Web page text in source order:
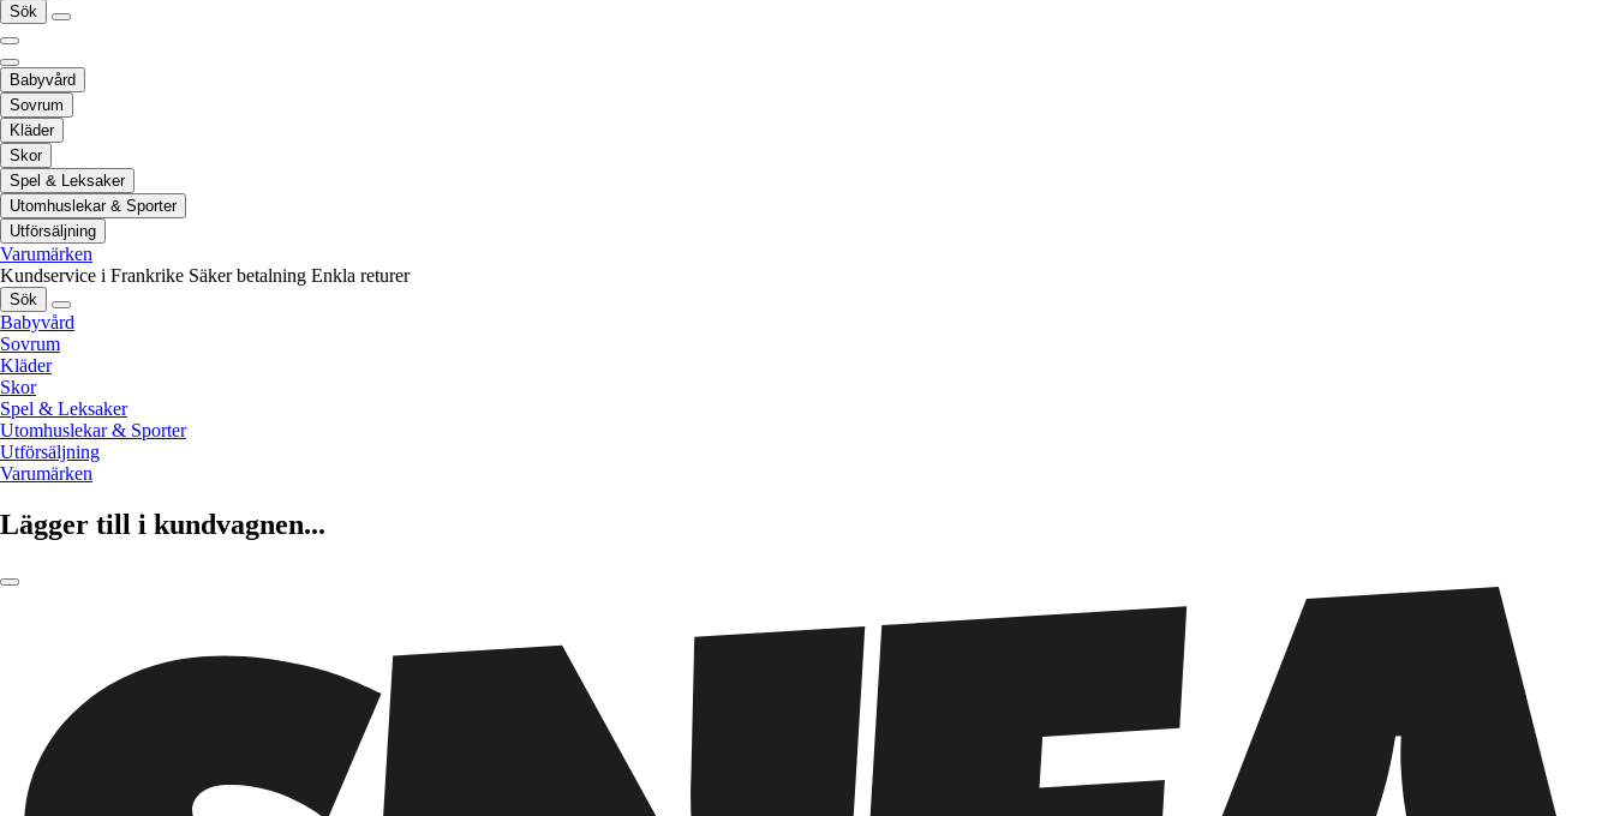
Sök
Babyvård
Sovrum
Kläder
Skor
Spel & Leksaker
Utomhuslekar & Sporter
Utförsäljning
Varumärken
Kundservice i Frankrike Säker betalning Enkla returer
Sök
Babyvård
Sovrum
Kläder
Skor
Spel & Leksaker
Utomhuslekar & Sporter
Utförsäljning
Varumärken
Lägger till i kundvagnen...